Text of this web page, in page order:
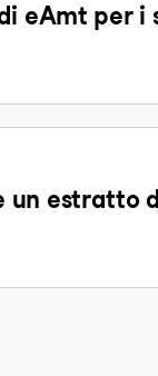
eAmt per i
un estratto